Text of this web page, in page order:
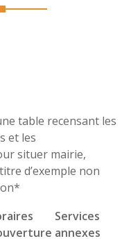
table recensant les
et les
situer mairie,
d’exemple non
Services
annexes